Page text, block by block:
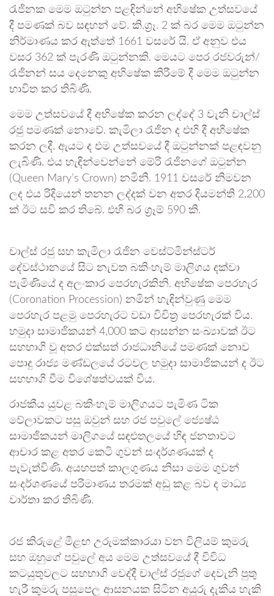
රැජිනක මෙම ඔටුන්න පළඳින්නේ අභිෂේක උත්සවයේ
දී පමණක් බව සඳහන් වේ. කි.ග්‍රෑ. 2 ක් බර මෙම ඔටුන්න
නිර්මාණය කර ඇත්තේ 1661 වසරේ යි. ඒ අනුව එය
වසර 362 ක් පැරණි ඔටුන්නකි. මෙයට පෙර රජවරුන්/
රැජිනන් සය දෙනෙකු අභිෂේක කිරීමේ දී මෙම ඔටුන්න
භාවිත කර තිබිණි.
මෙම උත්සවයේ දී අභිෂේක කරන ලද්දේ 3 වැනි චාල්ස්
රජු පමණක් නොවේ. කැමිලා රැජින ද එහි දී අභිෂේක
කරන ලදී. ඇයට ද එම උත්සවයේ දී ඔටුන්නක් පළඳවනු
ලැබිණි. එය හැඳින්වෙන්නේ මේරි රැජිනගේ ඔටුන්න
(Queen Mary’s Crown) නමිනි. 1911 වසරේ නිමවන
ලද එය රිදියෙන් තනන ලද්දක් වන අතර දියමන්ති 2,200
ක් ඊට සවි කර තිබේ. එහි බර ග්‍රෑම් 590 කි.
චාල්ස් රජු සහ කැමිලා රැජින වෙස්ට්මින්ස්ටර්
දේවස්ථානයේ සිට නැවත බකිංහැම් මාලිගය දක්වා
පැමිණියේ ද අලංකාර පෙරහැරකිනි. අභිෂේක පෙරහැර
(Coronation Procession) නමින් හැඳින්වුණු මෙම
පෙරහැර පළමු පෙරහැරට වඩා විචිත්‍ර පෙරහැරක් විය.
හමුදා සාමාජිකයන් 4,000 කට ආසන්න සංඛ්‍යාවක් ඊට
සහභාගි වූ අතර එක්සත් රාජධානියේ පමණක් නොව
පොදු රාජ්‍ය මණ්ඩලයේ රටවල හමුදා සාමාජිකයන් ද ඊට
සහභාගි වීම විශේෂත්වයක් විය.
රාජකීය යුවළ බකිංහැම් මාලිගයට පැමිණ ටික
වේලාවකට පසු ඔවුන් සහ රජ පවුලේ ජ්‍යෙෂ්ඨ
සාමාජිකයන් මාලිගයේ සඳළුතලයේ හිඳ ජනතාවට
ආචාර කළ අතර කෙටි ගුවන් සංදර්ශණයක් ද
පැවැත්විණි. අයහපත් කාලගුණය නිසා මෙම ගුවන්
සංදර්ශණයේ පරිමාණය තරමක් අඩු කළ බව ද මාධ්‍ය
වාර්තා කර තිබිණි.
රජ කිරුළේ මීළඟ උරුමක්කාරයා වන විලියම් කුමරු
සහ ඔහුගේ පවුලේ අය මෙම උත්සවයේ දී විවිධ
කටයුතුවලට සහභාගි වෙද්දී චාල්ස් රජුගේ දෙවැනි පුතු
හැරී කුමරු පසුපෙල ආසනයක සිටින අයුරු දැකිය හැකි